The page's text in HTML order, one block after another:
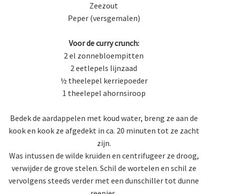
Zeezout
Peper (versgemalen)
Voor de curry crunch:
2 el zonnebloempitten
2 eetlepels lijnzaad
½ theelepel kerriepoeder
1 theelepel ahornsiroop
Bedek de aardappelen met koud water, breng ze aan de
kook en kook ze afgedekt in ca. 20 minuten tot ze zacht
zijn.
Was intussen de wilde kruiden en centrifugeer ze droog,
verwijder de grove stelen. Schil de wortelen en schil ze
vervolgens steeds verder met een dunschiller tot dunne